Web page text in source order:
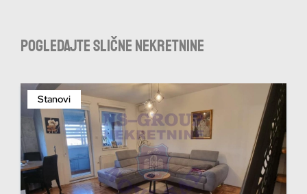
Pogledajte slične nekretnine
Stanovi